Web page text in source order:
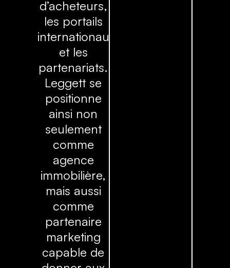
d’acheteurs,
les portails
internationaux
et les
partenariats.
Leggett se
positionne
ainsi non
seulement
comme
agence
immobilière,
mais aussi
comme
partenaire
marketing
capable de